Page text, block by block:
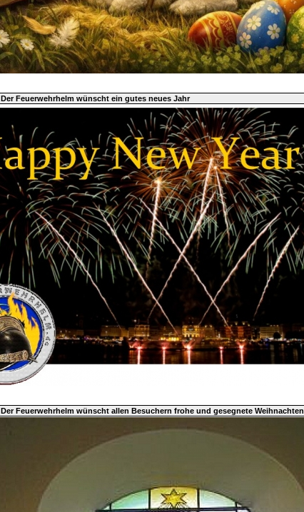
Der Feuerwehrhelm wünscht ein gutes neues Jahr
Der Feuerwehrhelm wünscht allen Besuchern frohe und gesegnete Weihnachten